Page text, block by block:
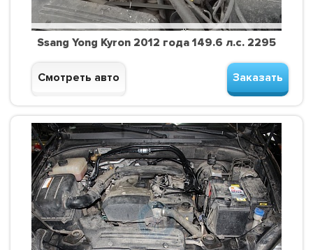
Ssang Yong Kyron 2012 года 149.6 л.с. 2295
Смотреть авто Заказать